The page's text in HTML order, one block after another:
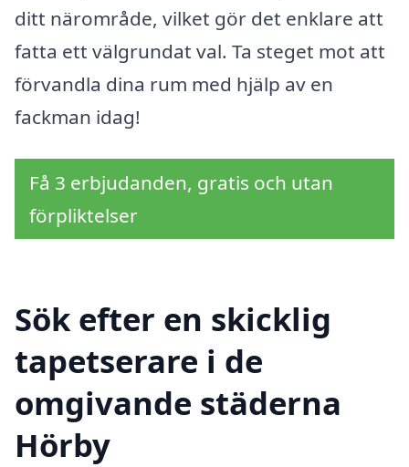
ditt närområde, vilket gör det enklare att
fatta ett välgrundat val. Ta steget mot att
förvandla dina rum med hjälp av en
fackman idag!
Få 3 erbjudanden, gratis och utan
förpliktelser
Sök efter en skicklig
tapetserare i de
omgivande städerna
Hörby